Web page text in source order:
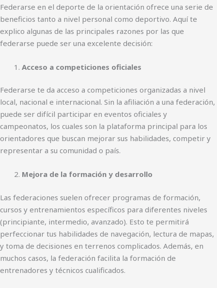
Federarse en el deporte de la orientación ofrece una serie de
beneficios tanto a nivel personal como deportivo. Aquí te
explico algunas de las principales razones por las que
federarse puede ser una excelente decisión:
Acceso a competiciones oficiales
Federarse te da acceso a competiciones organizadas a nivel
local, nacional e internacional. Sin la afiliación a una federación,
puede ser difícil participar en eventos oficiales y
campeonatos, los cuales son la plataforma principal para los
orientadores que buscan mejorar sus habilidades, competir y
representar a su comunidad o país.
Mejora de la formación y desarrollo
Las federaciones suelen ofrecer programas de formación,
cursos y entrenamientos específicos para diferentes niveles
(principiante, intermedio, avanzado). Esto te permitirá
perfeccionar tus habilidades de navegación, lectura de mapas,
y toma de decisiones en terrenos complicados. Además, en
muchos casos, la federación facilita la formación de
entrenadores y técnicos cualificados.